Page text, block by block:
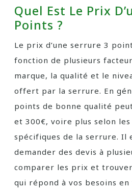
Quel Est Le Prix
Points ?
Le prix d’une serrure 3
fonction de plusieurs
marque, la qualité et le
offert par la serrure. En
points de bonne qualité
et 300€, voire plus selon
spécifiques de la serrure. Il
demander des devis à
comparer les prix et
qui répond à vos besoins